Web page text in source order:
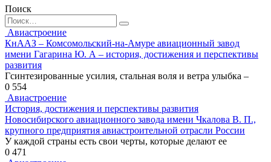
Поиск
Search
for:
Авиастроение
КнААЗ – Комсомольский-на-Амуре авиационный завод
имени Гагарина Ю. А – история, достижения и перспективы
развития
Гсинтезированные усилия, стальная воля и ветра улыбка –
0 554
Авиастроение
История, достижения и перспективы развития
Новосибирского авиационного завода имени Чкалова В. П.,
крупного предприятия авиастроительной отрасли России
У каждой страны есть свои черты, которые делают ее
0 471